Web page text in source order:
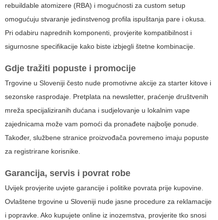
rebuildable atomizere (RBA) i mogućnosti za custom setup
omogućuju stvaranje jedinstvenog profila ispuštanja pare i okusa.
Pri odabiru naprednih komponenti, provjerite kompatibilnost i
sigurnosne specifikacije kako biste izbjegli štetne kombinacije.
Gdje tražiti popuste i promocije
Trgovine u Sloveniji često nude promotivne akcije za starter kitove i
sezonske rasprodaje. Pretplata na newsletter, praćenje društvenih
mreža specijaliziranih dućana i sudjelovanje u lokalnim vape
zajednicama može vam pomoći da pronađete najbolje ponude.
Također, službene stranice proizvođača povremeno imaju popuste
za registrirane korisnike.
Garancija, servis i povrat robe
Uvijek provjerite uvjete garancije i politike povrata prije kupovine.
Ovlaštene trgovine u Sloveniji nude jasne procedure za reklamacije
i popravke. Ako kupujete online iz inozemstva, provjerite tko snosi